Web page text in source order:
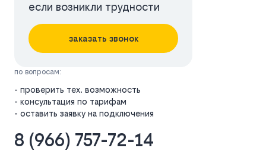
если возникли трудности
заказать звонок
по вопросам:
- проверить тех. возможность
- консультация по тарифам
- оставить заявку на подключения
8 (966) 757-72-14